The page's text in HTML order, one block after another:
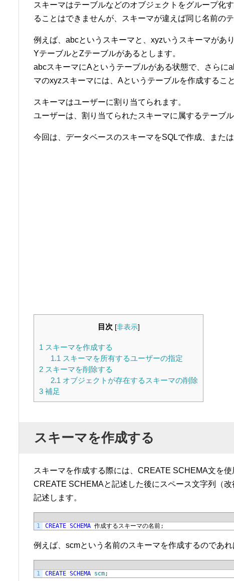
スキーマはテーブルなどのオブジェクトをグループ化
ることはできませんが、スキーマが違えば同じ名前の
例えば、abcというスキーマと、xyzいうスキーマがあ
YテーブルとZテーブルがあるとします。
abcスキーマにAというテーブルがある状態で、さら
マのxyzスキーマには、Aというテーブルを作成するこ
スキーマはユーザーに割り当てられます。
ユーザーは、割り当てられたスキーマに属するテーブ
今回は、データベースのスキーマをSQLで作成、また
目次 [非表示]
1 スキーマを作成する
1.1 スキーマを所有するユーザーの指定
2 スキーマを削除する
2.1 オブジェクトが存在するスキーマの削除
3 補足
スキーマを作成する
スキーマを作成する際には、CREATE SCHEMA文を使
CREATE SCHEMAと記述した後にスペース文字列（
記述します。
1
CREATE SCHEMA 作成するスキーマの名前;
例えば、scmという名前のスキーマを作成するのであれ
1
CREATE SCHEMA scm;